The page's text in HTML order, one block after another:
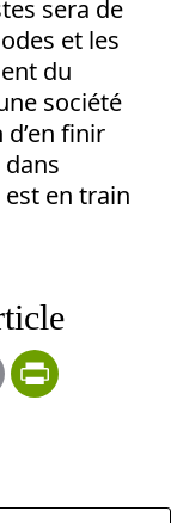
sera de
et les
du
société
finir
en train
Email